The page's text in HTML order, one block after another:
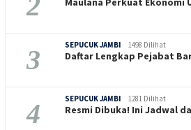
3 SEPUCUK JAMBI 1498 Dilihat
Daftar Lengkap Pejabat
4 SEPUCUK JAMBI 1281 Dilihat
Resmi Dibuka! Ini Jadwal